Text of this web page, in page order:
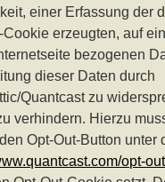
einer Erfassung der
Cookie erzeugten, auf
bezogenen
dieser Daten durch
Quantcast zu
verhindern. Hierzu
Opt-Out-Button unter
opt-